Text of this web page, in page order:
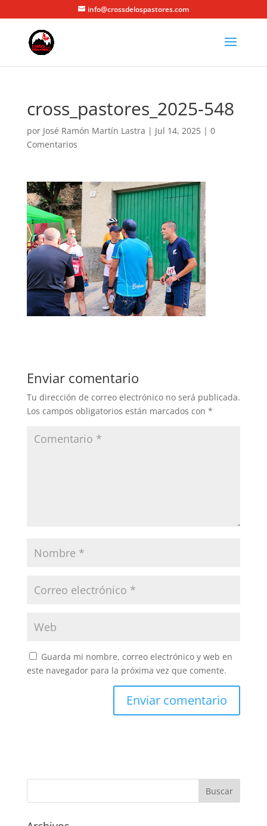
info@crossdelospastores.com
cross_pastores_2025-548
por José Ramón Martín Lastra | Jul 14, 2025| 0
Comentarios
Enviar comentario
Tu dirección de correo electrónico no será publicada.
Los campos obligatorios están marcados con *
Guarda mi nombre, correo electrónico y web en
este navegador para la próxima vez que comente.